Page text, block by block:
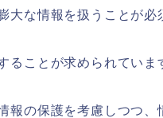
大な情報を扱うことが必
ることが求められていま
報の保護を考慮しつつ